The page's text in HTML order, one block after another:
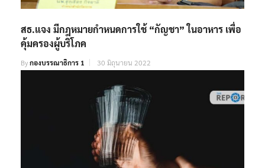
สธ.แจง มีกฎหมายกำหนดการใช้ “กัญชา” ในอาหาร เพื่อ
คุ้มครองผู้บริโภค
Byกองบรรณาธิการ 1 30 มิถุนายน 2022